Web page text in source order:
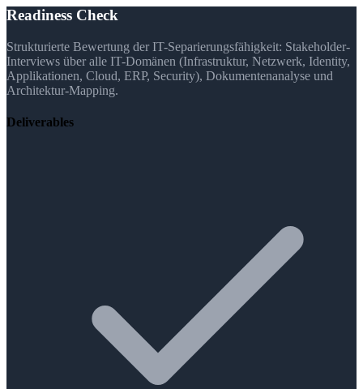
Readiness Check
Strukturierte Bewertung der IT-Separierungsfähigkeit: Stakeholder-
Interviews über alle IT-Domänen (Infrastruktur, Netzwerk, Identity,
Applikationen, Cloud, ERP, Security), Dokumentenanalyse und
Architektur-Mapping.
Deliverables